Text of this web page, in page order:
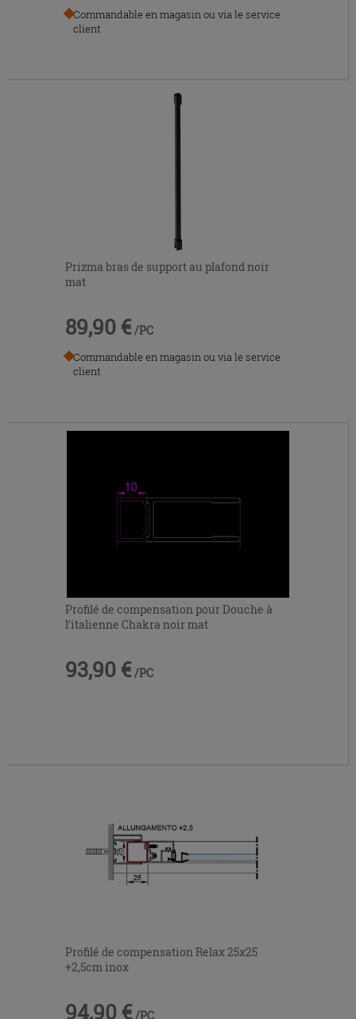
Commandable en magasin ou via le service
client
Prizma bras de support au plafond noir
mat
89,90 € /PC
Commandable en magasin ou via le service
client
Profilé de compensation pour Douche à
l’italienne Chakra noir mat
93,90 € /PC
Profilé de compensation Relax 25x25
+2,5cm inox
94,90 € /PC